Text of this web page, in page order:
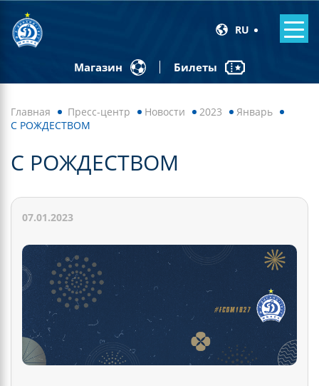
RU
Магазин Билеты
Главная Пресс-центр Новости 2023
Январь
C РОЖДЕСТВОМ
C РОЖДЕСТВОМ
07.01.2023